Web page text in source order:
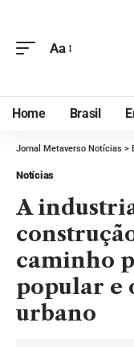
Aa
Home Brasil
Jornal Metaverso Notícias >
Notícias
A
caminho
popular e
urbano